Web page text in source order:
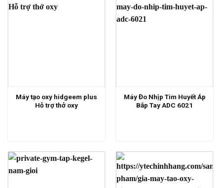
Máy tạo oxy hidgeem plus
Hỗ trợ thở oxy
Máy Đo Nhịp Tim Huyết Áp
Bắp Tay ADC 6021